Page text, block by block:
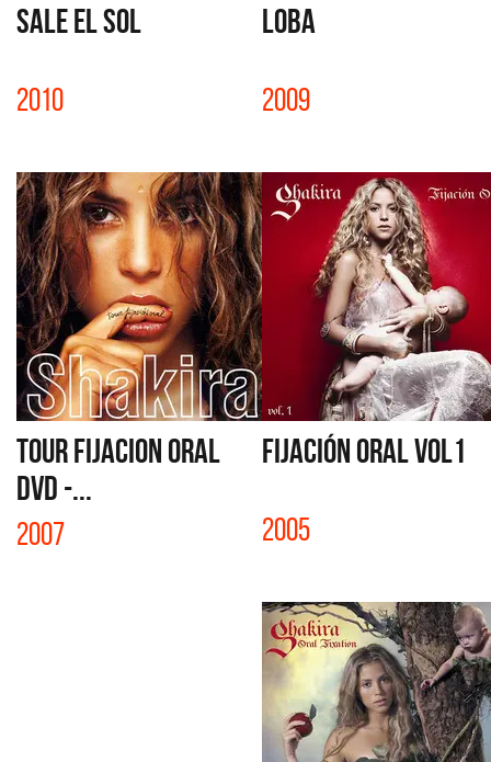
SALE EL SOL
2010
LOBA
2009
TOUR FIJACION ORAL
DVD -...
2007
FIJACIÓN ORAL VOL1
2005